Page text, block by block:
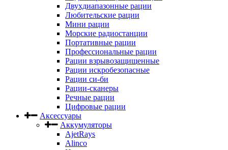
Двухдиапазонные рации
Любительские рации
Мини рации
Морские радиостанции
Портативные рации
Профессиональные рации
Рации взрывозащищенные
Рации искробезопасные
Рации си-би
Рации-сканеры
Речные рации
Цифровые рации
Аксессуары
Аккумуляторы
AjetRays
Alinco